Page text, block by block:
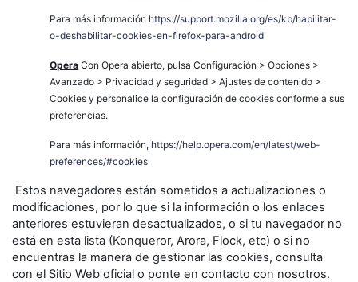
Para más información https://support.mozilla.org/es/kb/habilitar-
o-deshabilitar-cookies-en-firefox-para-android
Opera Con Opera abierto, pulsa Configuración > Opciones >
Avanzado > Privacidad y seguridad > Ajustes de contenido >
Cookies y personalice la configuración de cookies conforme a sus
preferencias.
Para más información, https://help.opera.com/en/latest/web-
preferences/#cookies
Estos navegadores están sometidos a actualizaciones o
modificaciones, por lo que si la información o los enlaces
anteriores estuvieran desactualizados, o si tu navegador no
está en esta lista (Konqueror, Arora, Flock, etc) o si no
encuentras la manera de gestionar las cookies, consulta
con el Sitio Web oficial o ponte en contacto con nosotros.